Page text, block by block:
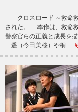
「クロスロード ～救命
された。 本作は、救命救
警察官らの正義と成長を
遥（今田美桜）や桐 …